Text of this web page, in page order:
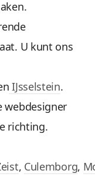
U kunt ons
IJsselstein.
webdesigner
richting.
, Culemborg,